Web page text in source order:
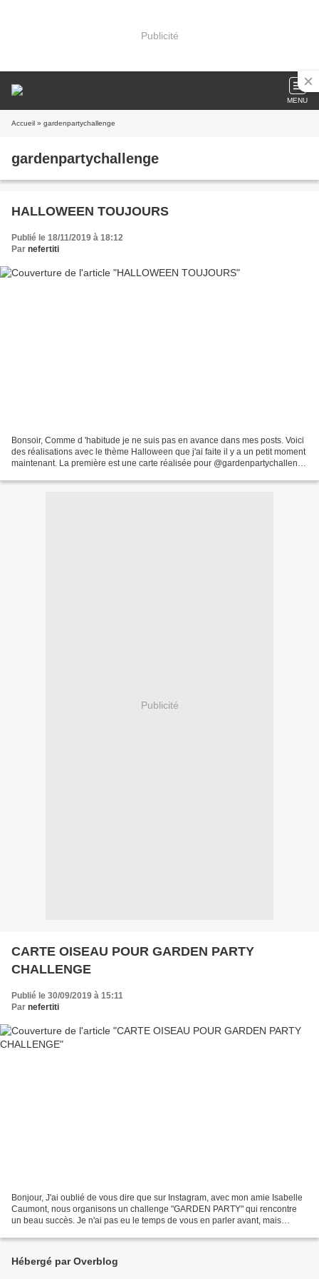
Publicité
MENU
Accueil » gardenpartychallenge
gardenpartychallenge
HALLOWEEN TOUJOURS
Publié le 18/11/2019 à 18:12
Par nefertiti
Bonsoir, Comme d 'habitude je ne suis pas en avance dans mes posts. Voici
des réalisations avec le thème Halloween que j'ai faite il y a un petit moment
maintenant. La première est une carte réalisée pour @gardenpartychallenge
Publicité
CARTE OISEAU POUR GARDEN PARTY
CHALLENGE
Publié le 30/09/2019 à 15:11
Par nefertiti
Bonjour, J'ai oublié de vous dire que sur Instagram, avec mon amie Isabelle
Caumont, nous organisons un challenge "GARDEN PARTY" qui rencontre
un beau succès. Je n'ai pas eu le temps de vous en parler avant, mais
Hébergé par Overblog